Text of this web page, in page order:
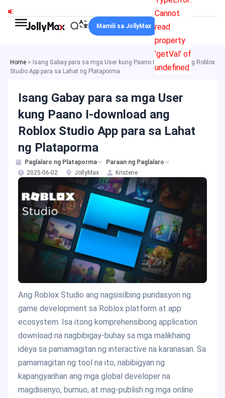
content
Cannot
read
property
'getVal' of
undefined
Mamili sa JollyMax
Home > Isang Gabay para sa mga User kung Paano I-download ang Roblox
Studio App para sa Lahat ng Plataporma
Isang Gabay para sa mga User
kung Paano I-download ang
Roblox Studio App para sa Lahat
ng Plataporma
Paglalaro ng Plataporma
Paraan ng Paglalaro
2025-06-02
JollyMax Kristene
Ang Roblox Studio ang nagsisilbing pundasyon ng
game development sa Roblox platform at app
ecosystem. Isa itong komprehensibong application
download na nagbibigay-buhay sa mga malikhaing
ideya sa pamamagitan ng interactive na karanasan. Sa
pamamagitan ng tool na ito, nabibigyan ng
kapangyarihan ang mga global developer na
magdisenyo, bumuo, at mag-publish ng mga online